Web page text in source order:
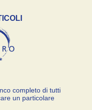
completo di tutti
un particolare